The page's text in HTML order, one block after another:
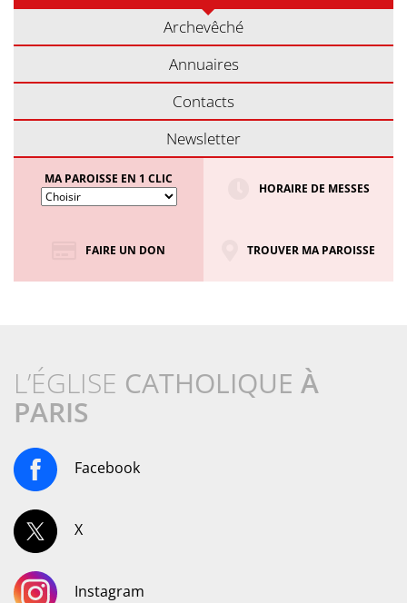
Archevêché
Annuaires
Contacts
Newsletter
MA PAROISSE EN 1 CLIC
HORAIRE DE MESSES
FAIRE UN DON TROUVER MA PAROISSE
L’ÉGLISE CATHOLIQUE À
PARIS
Facebook
X
Instagram